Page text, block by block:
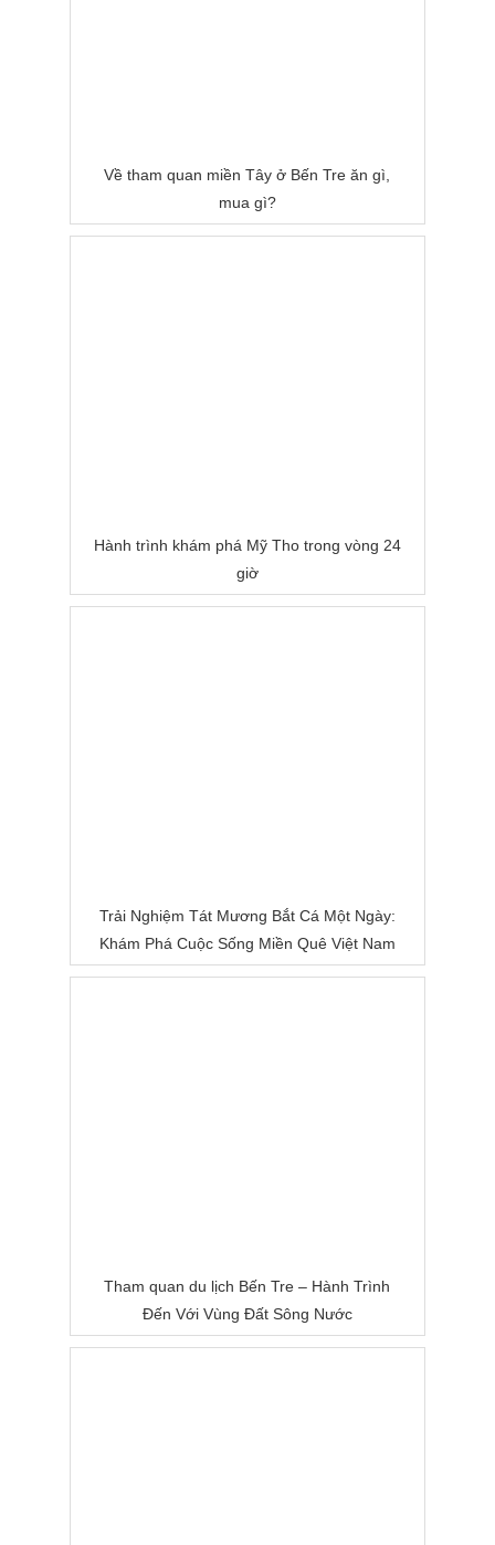
Về tham quan miền Tây ở Bến Tre ăn gì,
mua gì?
Hành trình khám phá Mỹ Tho trong vòng 24
giờ
Trải Nghiệm Tát Mương Bắt Cá Một Ngày:
Khám Phá Cuộc Sống Miền Quê Việt Nam
Tham quan du lịch Bến Tre – Hành Trình
Đến Với Vùng Đất Sông Nước